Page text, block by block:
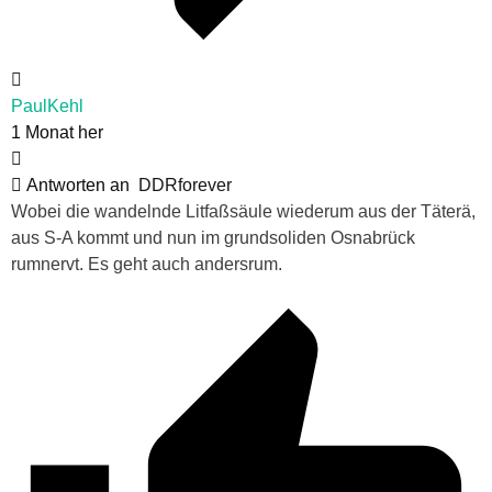
PaulKehl
1 Monat her
Antworten an
DDRforever
Wobei die wandelnde Litfaßsäule wiederum aus der Täterä,
aus S-A kommt und nun im grundsoliden Osnabrück
rumnervt. Es geht auch andersrum.